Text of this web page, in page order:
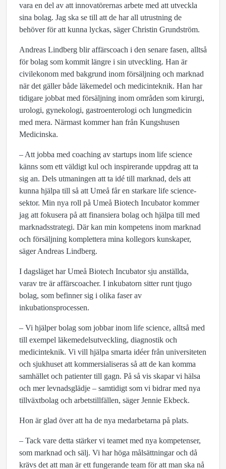
vara en del av att innovatörernas arbete med att utveckla
sina bolag. Jag ska se till att de har all utrustning de
behöver för att kunna lyckas, säger Christin Grundström.
Andreas Lindberg blir affärscoach i den senare fasen, alltså
för bolag som kommit längre i sin utveckling. Han är
civilekonom med bakgrund inom försäljning och marknad
när det gäller både läkemedel och medicinteknik. Han har
tidigare jobbat med försäljning inom områden som kirurgi,
urologi, gynekologi, gastroenterologi och lungmedicin
med mera. Närmast kommer han från Kungshusen
Medicinska.
– Att jobba med coaching av startups inom life science
känns som ett väldigt kul och inspirerande uppdrag att ta
sig an. Dels utmaningen att ta idé till marknad, dels att
kunna hjälpa till så att Umeå får en starkare life science-
sektor. Min nya roll på Umeå Biotech Incubator kommer
jag att fokusera på att finansiera bolag och hjälpa till med
marknadsstrategi. Där kan min kompetens inom marknad
och försäljning komplettera mina kollegors kunskaper,
säger Andreas Lindberg.
I dagsläget har Umeå Biotech Incubator sju anställda,
varav tre är affärscoacher. I inkubatorn sitter runt tjugo
bolag, som befinner sig i olika faser av
inkubationsprocessen.
– Vi hjälper bolag som jobbar inom life science, alltså med
till exempel läkemedelsutveckling, diagnostik och
medicinteknik. Vi vill hjälpa smarta idéer från universiteten
och sjukhuset att kommersialiseras så att de kan komma
samhället och patienter till gagn. På så vis skapar vi hälsa
och mer levnadsglädje – samtidigt som vi bidrar med nya
tillväxtbolag och arbetstillfällen, säger Jennie Ekbeck.
Hon är glad över att ha de nya medarbetarna på plats.
– Tack vare detta stärker vi teamet med nya kompetenser,
som marknad och sälj. Vi har höga målsättningar och då
krävs det att man är ett fungerande team för att man ska nå